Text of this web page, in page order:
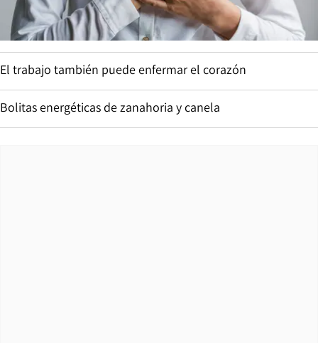
El trabajo también puede enfermar el corazón
Bolitas energéticas de zanahoria y canela